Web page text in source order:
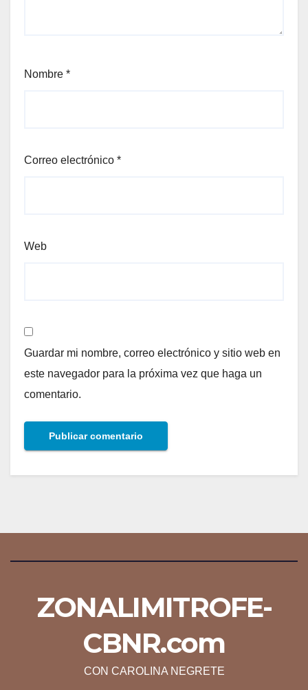
Nombre *
Correo electrónico *
Web
Guardar mi nombre, correo electrónico y sitio web en
este navegador para la próxima vez que haga un
comentario.
ZONALIMITROFE-
CBNR.com
CON CAROLINA NEGRETE